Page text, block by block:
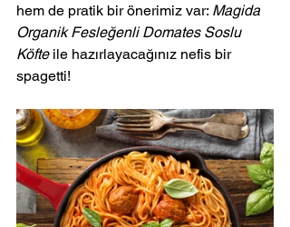
hem de pratik bir önerimiz var: Magida
Organik Fesleğenli Domates Soslu
Köfte ile hazırlayacağınız nefis bir
spagetti!